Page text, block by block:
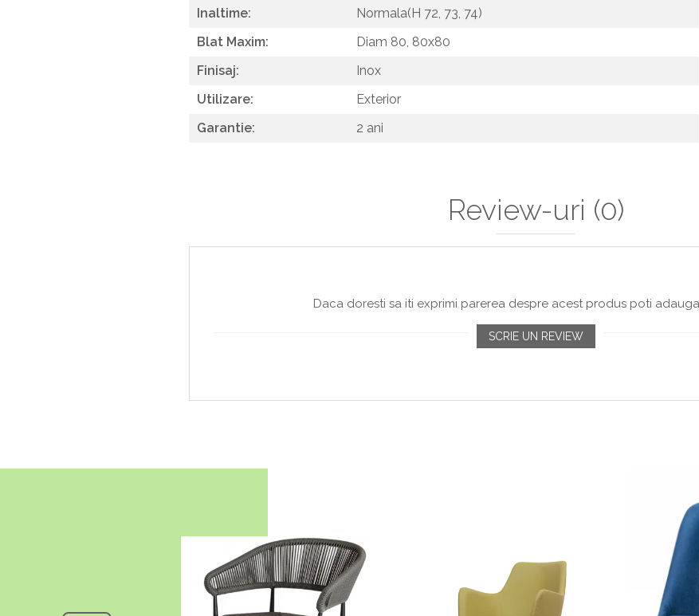
Inaltime:
Normala(H 72, 73, 74)
Blat Maxim:
Diam 80, 80x80
Finisaj:
Inox
Utilizare:
Exterior
Garantie:
2 ani
Review-uri (0)
Daca doresti sa iti exprimi parerea despre acest produs poti
SCRIE UN REVIEW